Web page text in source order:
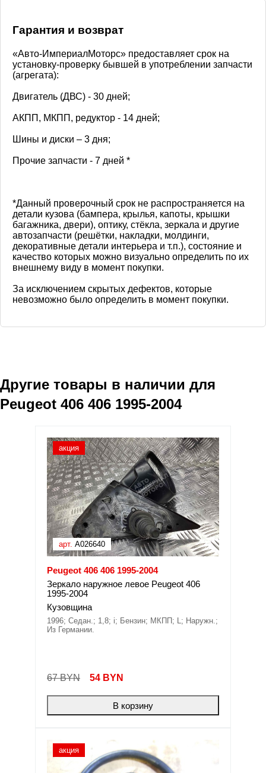
Гарантия и возврат
«Авто-ИмпериалМоторс» предоставляет срок на
установку-проверку бывшей в употреблении запчасти
(агрегата):
Двигатель (ДВС) - 30 дней;
АКПП, МКПП, редуктор - 14 дней;
Шины и диски – 3 дня;
Прочие запчасти - 7 дней *
*Данный проверочный срок не распространяется на
детали кузова (бампера, крылья, капоты, крышки
багажника, двери), оптику, стёкла, зеркала и другие
автозапчасти (решётки, накладки, молдинги,
декоративные детали интерьера и т.п.), состояние и
качество которых можно визуально определить по их
внешнему виду в момент покупки.
За исключением скрытых дефектов, которые
невозможно было определить в момент покупки.
Другие товары в наличии для
Peugeot 406 406 1995-2004
акция
арт. A026640
Peugeot 406 406 1995-2004
Зеркало наружное левое Peugeot 406
1995-2004
Кузовщина
1996; Седан.; 1,8; i; Бензин; МКПП; L; Наружн.;
Из Германии.
67 BYN 54 BYN
В корзину
акция